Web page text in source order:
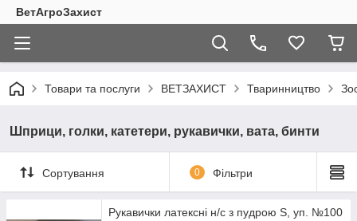
ВетАгроЗахист
Товари та послуги ВЕТЗАХИСТ Тваринництво
Шприци, голки, катетери, рукавички, вата, бинти
Сортування 0 Фільтри
Рукавички латексні н/с з пудрою S, уп. №100